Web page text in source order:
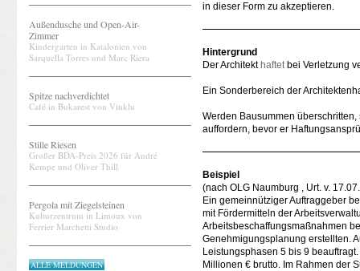
Außendusche und Open-Air-
Zimmer
Kindergarten in Katalonien von
Sarquella Torres und Marc Riera
Spitze nachverdichtet
Café in Bukarest von Vinklu
Stille Riesen
Großer BDA-Preis 2026 für André
Kempe und Oliver Thill
Pergola mit Ziegelsteinen
Kulturzentrum in Limoux von
Ferrier Marchetti Studio
ALLE MELDUNGEN
in dieser Form zu akzeptieren.
Hintergrund
Der Architekt haftetbei Verletzung
Ein Sonderbereich der
Werden Bausummen
auffordern, bevor er
Beispiel
(nach OLG Naumburg , Urt. v.
Ein gemeinnütziger Auftraggeber
mit Fördermitteln der
Arbeitsbeschaffungsmaßnahmen
Genehmigungsplanung erstellten.
Leistungsphasen 5 bis 9
Millionen € brutto. Im Rahmen der